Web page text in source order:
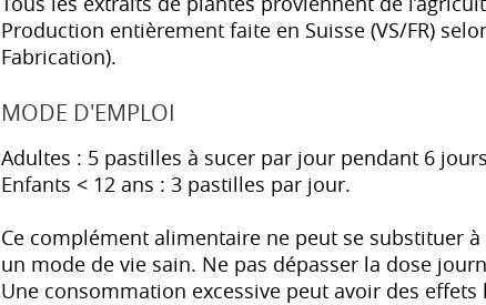
Production entièrement faite en Suisse (VS/FR)
Fabrication).
MODE D'EMPLOI
Adultes : 5 pastilles à sucer par jour pendant 6
Enfants < 12 ans : 3 pastilles par jour.
Ce complément alimentaire ne peut se substituer
un mode de vie sain. Ne pas dépasser la dose
Une consommation excessive peut avoir des effets